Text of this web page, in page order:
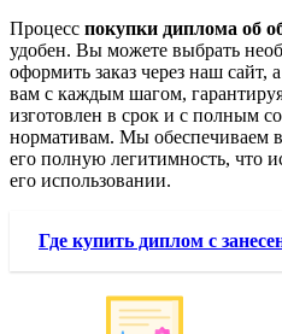
Процесс покупки диплома об
удобен. Вы можете выбрать
оформить заказ через наш
вам с каждым шагом,
изготовлен в срок и с полным
нормативам. Мы обеспечиваем
его полную легитимность, что
его использовании.
Где купить диплом с